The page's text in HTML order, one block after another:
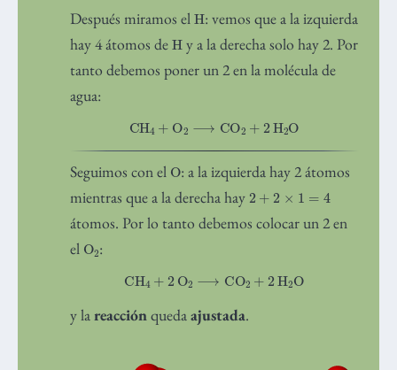
Después miramos elH: vemos que a la izquierda
hay 4 átomos deHy a la derecha solo hay 2. Por
tanto debemos poner un 2 en la molécula de
agua:
CHA + OA ⟶ COA + 2HA2O
Seguimos con el O: a la izquierda hay 2 átomos
mientras que a la derecha hay 2 2 × 4
átomos. Por lo tanto debemos colocar un 2 en
el O
A
2 :
CHA4 + 2OA ⟶ COA + 2HA2O
y lareacciónquedaajustada.